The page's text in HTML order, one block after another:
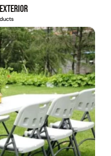
exterior